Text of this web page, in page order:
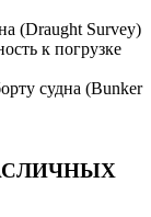
(Draught Survey)
к погрузке
судна (Bunker